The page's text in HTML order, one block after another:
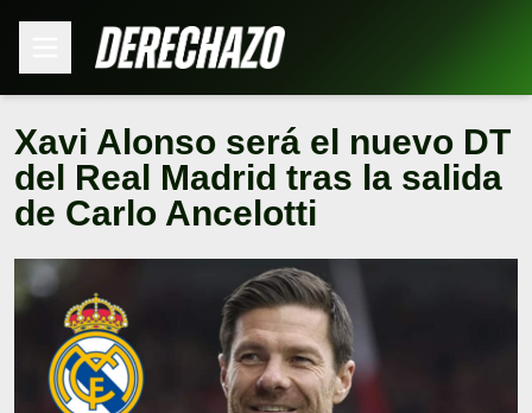
Xavi Alonso será el nuevo DT
del Real Madrid tras la salida
de Carlo Ancelotti